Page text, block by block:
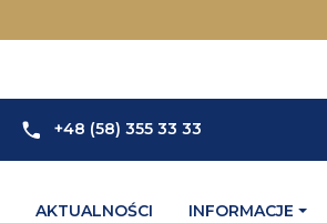
+48 (58) 355 33 33
AKTUALNOŚCI INFORMACJE